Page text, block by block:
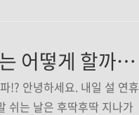
공간 확보 - 유리창이나 넘어
인하여 지진 발생 시 가까이
에 대비를 위한 두꺼운 실내
내일 한파 대비는 어떻게 할까요?
!? 안녕하세요. 내일 설 연휴
쉬는 날은 후딱후딱 지나가